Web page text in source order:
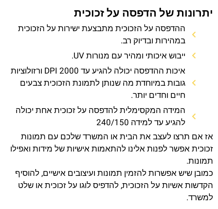
יתרונות של הדפסה על זכוכית
ההדפסה על הזכוכית מתבצעת ישירות על הזכוכית
במהירות ובדיוק רב.
ייבוש איכותי ומהיר עם מנורות UV.
איכות ההדפסה יכולה להגיע עד 2000 DPI ורזולוציות
גובות במיוחדת מה שנותן לתמונת הזכוכית צבעים
חיים וחדים יותר.
המידה המקסימלית להדפסה על זכוכית אחת יכולה
להגיע עד למידה 240/150
אז אם תרצו לעצב את הבית או המשרד שלכם עם תמונות
זכוכית אפשר לפנות אלינו להתאמות אישיות של מידות ואפילו
תמונות.
כמובן שיש אפשרות להזמין תמונות ועיצובים אישיים, להוסיף
הקדשות אשיות על הזכוכית, להדפיס לוגו על זכוכית או שלט
למשרד.